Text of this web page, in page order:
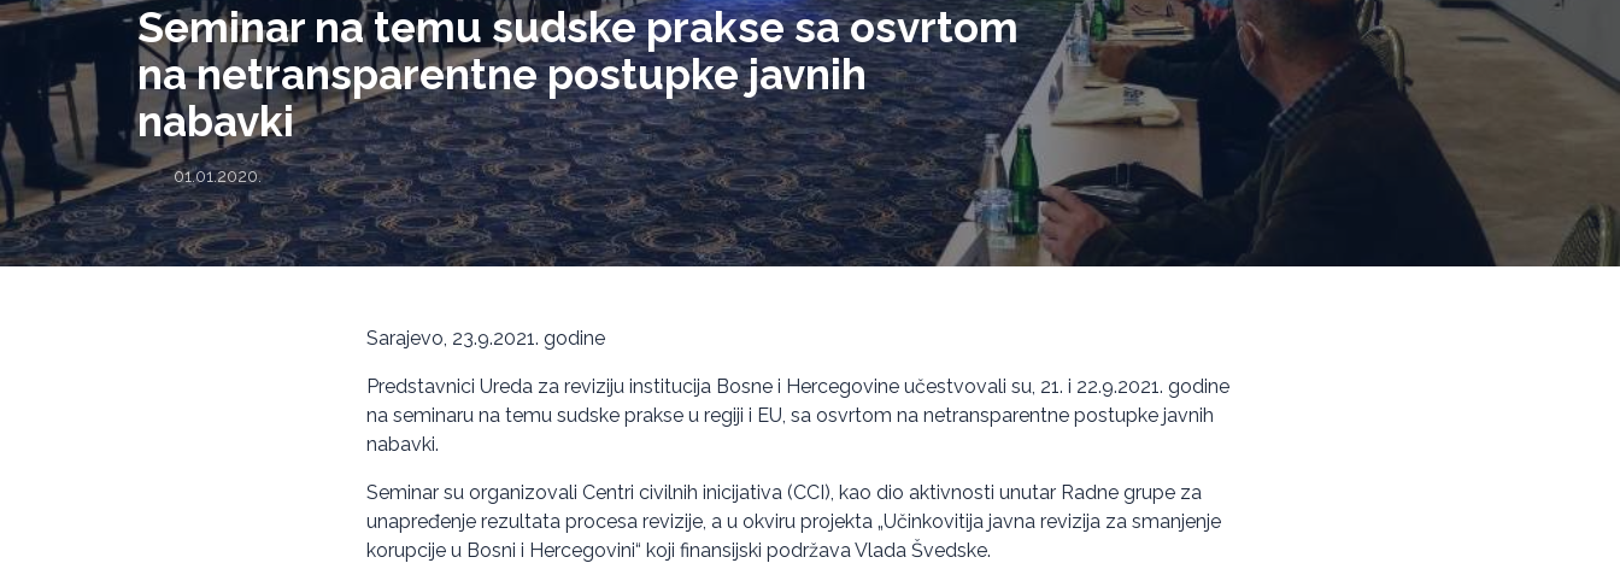
Seminar na temu sudske prakse sa osvrtom
na netransparentne postupke javnih
nabavki
01.01.2020.
Sarajevo, 23.9.2021. godine
Predstavnici Ureda za reviziju institucija Bosne i Hercegovine učestvovali su, 21. i 22.9.2021. godine
na seminaru na temu sudske prakse u regiji i EU, sa osvrtom na netransparentne postupke javnih
nabavki.
Seminar su organizovali Centri civilnih inicijativa (CCI), kao dio aktivnosti unutar Radne grupe za
unapređenje rezultata procesa revizije, a u okviru projekta „Učinkovitija javna revizija za smanjenje
korupcije u Bosni i Hercegovini“ koji finansijski podržava Vlada Švedske.